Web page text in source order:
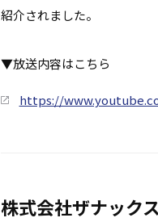
紹介されました。
▼放送内容はこちら
https://
株式会社ザナッ